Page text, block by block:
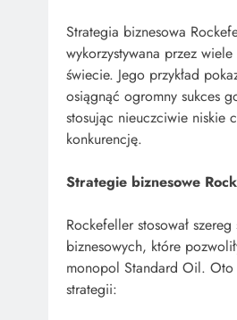
Strategia biznesowa
wykorzystywana przez
świecie. Jego przykład
osiągnąć ogromny sukces
stosując nieuczciwie niskie
konkurencję.
Strategie biznesowe
Rockefeller stosował
biznesowych, które
monopol Standard Oil. Oto
strategii: